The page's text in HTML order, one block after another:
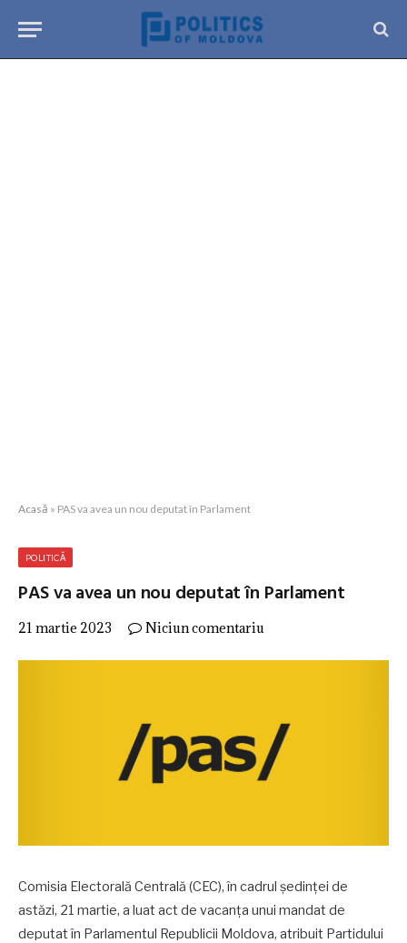
Acasă » PAS va avea un nou deputat în Parlament
POLITICĂ
PAS va avea un nou deputat în Parlament
21 martie 2023 Niciun comentariu
Comisia Electorală Centrală (CEC), în cadrul ședinței de
astăzi, 21 martie, a luat act de vacanța unui mandat de
deputat în Parlamentul Republicii Moldova, atribuit Partidului